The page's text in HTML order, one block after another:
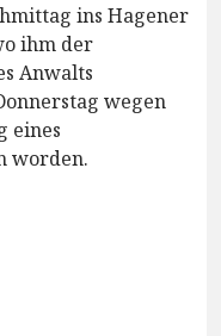
ins Hagener
ihm der
Anwalts
wegen
eines
worden.